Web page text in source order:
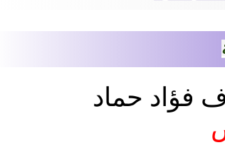
فؤاد حماد